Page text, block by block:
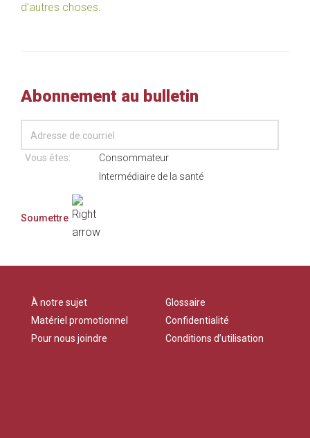
d’autres choses.
Abonnement au bulletin
Vous êtes:
Consommateur
Intermédiaire de la santé
À notre sujet
Matériel promotionnel
Pour nous joindre
Glossaire
Confidentialité
Conditions d’utilisation